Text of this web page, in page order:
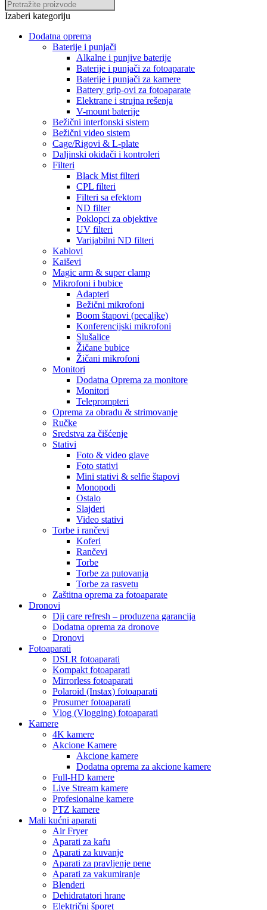
Izaberi kategoriju
Dodatna oprema
Baterije i punjači
Alkalne i punjive baterije
Baterije i punjači za fotoaparate
Baterije i punjači za kamere
Battery grip-ovi za fotoaparate
Elektrane i strujna rešenja
V-mount baterije
Bežični interfonski sistem
Bežični video sistem
Cage/Rigovi & L-plate
Daljinski okidači i kontroleri
Filteri
Black Mist filteri
CPL filteri
Filteri sa efektom
ND filter
Poklopci za objektive
UV filteri
Varijabilni ND filteri
Kablovi
Kaiševi
Magic arm & super clamp
Mikrofoni i bubice
Adapteri
Bežični mikrofoni
Boom štapovi (pecaljke)
Konferencijski mikrofoni
Slušalice
Žičane bubice
Žičani mikrofoni
Monitori
Dodatna Oprema za monitore
Monitori
Teleprompteri
Oprema za obradu & strimovanje
Ručke
Sredstva za čišćenje
Stativi
Foto & video glave
Foto stativi
Mini stativi & selfie štapovi
Monopodi
Ostalo
Slajderi
Video stativi
Torbe i rančevi
Koferi
Rančevi
Torbe
Torbe za putovanja
Torbe za rasvetu
Zaštitna oprema za fotoaparate
Dronovi
Dji care refresh – produzena garancija
Dodatna oprema za dronove
Dronovi
Fotoaparati
DSLR fotoaparati
Kompakt fotoaparati
Mirrorless fotoaparati
Polaroid (Instax) fotoaparati
Prosumer fotoaparati
Vlog (Vlogging) fotoaparati
Kamere
4K kamere
Akcione Kamere
Akcione kamere
Dodatna oprema za akcione kamere
Full-HD kamere
Live Stream kamere
Profesionalne kamere
PTZ kamere
Mali kućni aparati
Air Fryer
Aparati za kafu
Aparati za kuvanje
Aparati za pravljenje pene
Aparati za vakumiranje
Blenderi
Dehidratatori hrane
Električni šporet